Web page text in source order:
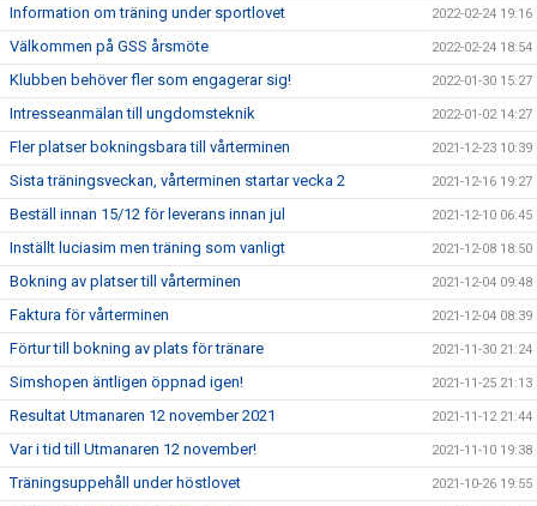
Information om träning under sportlovet 2022-02-24 19:16
Välkommen på GSS årsmöte 2022-02-24 18:54
Klubben behöver fler som engagerar sig! 2022-01-30 15:27
Intresseanmälan till ungdomsteknik 2022-01-02 14:27
Fler platser bokningsbara till vårterminen 2021-12-23 10:39
Sista träningsveckan, vårterminen startar vecka 2 2021-12-16 19:27
Beställ innan 15/12 för leverans innan jul 2021-12-10 06:45
Inställt luciasim men träning som vanligt 2021-12-08 18:50
Bokning av platser till vårterminen 2021-12-04 09:48
Faktura för vårterminen 2021-12-04 08:39
Förtur till bokning av plats för tränare 2021-11-30 21:24
Simshopen äntligen öppnad igen! 2021-11-25 21:13
Resultat Utmanaren 12 november 2021 2021-11-12 21:44
Var i tid till Utmanaren 12 november! 2021-11-10 19:38
Träningsuppehåll under höstlovet 2021-10-26 19:55